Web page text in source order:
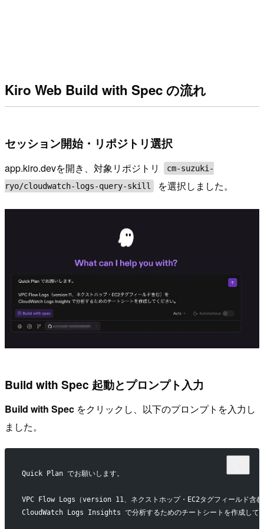
Kiro Web Build with Spec の流れ
セッション開始・リポジトリ選択
app.kiro.devを開き、対象リポジトリ
cm-suzuki-
ryo/cloudwatch-logs-query-skill
を選択しました。
Build with Spec 起動とプロンプト入力
Build with Spec をクリックし、以下のプロンプトを入力し
ました。
Quick Plan でお願いします。
VPC Flow Logs（version 11、ネクストホップ・EC2タグフィールド含
CloudWatch Logs Insights で分析するためのチートシートを作成して